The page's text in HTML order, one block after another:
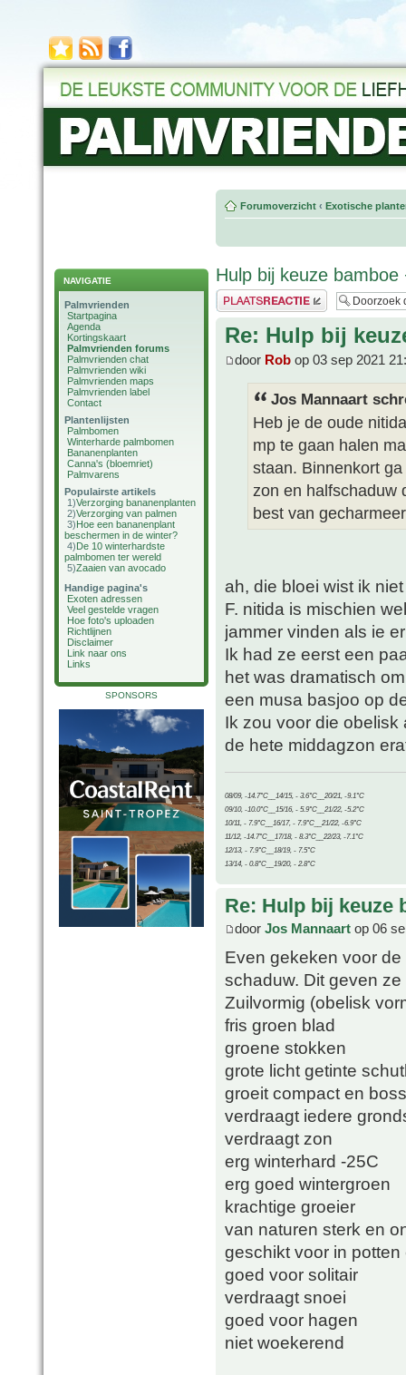
NAVIGATIE
Palmvrienden
Startpagina
Agenda
Kortingskaart
Palmvrienden forums
Palmvrienden chat
Palmvrienden wiki
Palmvrienden maps
Palmvrienden label
Contact
Plantenlijsten
Palmbomen
Winterharde palmbomen
Bananenplanten
Canna's (bloemriet)
Palmvarens
Populairste artikels
1)Verzorging bananenplanten
2)Verzorging van palmen
3)Hoe een bananenplant
beschermen in de winter?
4)De 10 winterhardste
palmbomen ter wereld
5)Zaaien van avocado
Handige pagina's
Exoten adressen
Veel gestelde vragen
Hoe foto's uploaden
Richtlijnen
Disclaimer
Link naar ons
Links
SPONSORS
Forumoverzicht ‹ Exotische
Hulp bij keuze bamboe
Plaats een reactie
Re: Hulp bij
door Rob op 03 sep 2021
Jos Mannaart
Heb je de oude
mp te gaan halen
staan. Binnenkort
zon en halfschaduw
best van
ah, die bloei wist ik
F. nitida is mischien
jammer vinden als ie
Ik had ze eerst een
het was dramatisch
een musa basjoo op
Ik zou voor die
de hete middagzon
08/09, -14.7°C__14/15, - 3.6°C__20/21, -9.1°C
09/10, -10.0°C__15/16, - 5.9°C__21/22, -5.2°C
10/11, - 7.9°C__16/17, - 7.9°C__21/22, -6.9°C
11/12, -14.7°C__17/18, - 8.3°C__22/23, -7.1°C
12/13, - 7.9°C__18/19, - 7.5°C
13/14, - 0.8°C__19/20, - 2.8°C
Re: Hulp bij keuze
door Jos Mannaart op 06
Even gekeken voor
schaduw. Dit geven
Zuilvormig (obelisk
fris groen blad
groene stokken
grote licht getinte
groeit compact en
verdraagt iedere
verdraagt zon
erg winterhard -25C
erg goed wintergroen
krachtige groeier
van naturen sterk en
geschikt voor in
goed voor solitair
verdraagt snoei
goed voor hagen
niet woekerend